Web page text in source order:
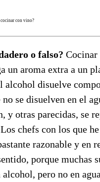
con vino?
o falso?
un aroma extra a un
alcohol disuelve
se disuelven en el
y otras parecidas, se
chefs con los que
razonable y en
porque muchas
pero no en